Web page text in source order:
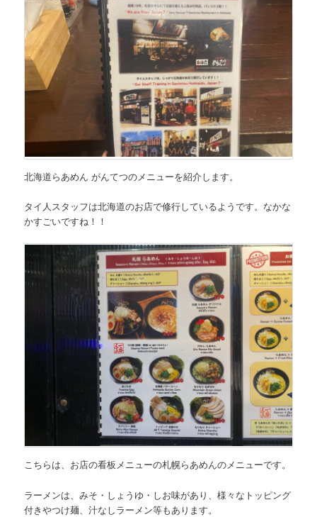
北海道らあめん がんてつのメニューを紹介します。
タイ人スタッフは北海道のお店で修行しているようです。なかな
かすごいですね！！
こちらは、 お店の看板メニューの札幌らあめんのメニューです。
ラーメンは、みそ・しょうゆ・しお味があり、様々なトッピング
付きやつけ麺、汁なしラーメン等もあります。